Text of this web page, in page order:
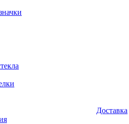
Доставка